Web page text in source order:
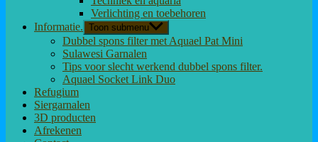
Verlichting en toebehoren
Informatie. Toon submenu
Dubbel spons filter met Aquael Pat Mini
Sulawesi Garnalen
Tips voor slecht werkend dubbel spons filter.
Aquael Socket Link Duo
Refugium
Siergarnalen
3D producten
Afrekenen